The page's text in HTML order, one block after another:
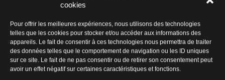
cookies
Pour offrir les meilleures expériences, nous utilisons des technologies
telles que les cookies pour stocker et/ou accéder aux informations des
appareils. Le fait de consentir à ces technologies nous permettra de traiter
des données telles que le comportement de navigation ou les ID uniques
sur ce site. Le fait de ne pas consentir ou de retirer son consentement peut
avoir un effet négatif sur certaines caractéristiques et fonctions.